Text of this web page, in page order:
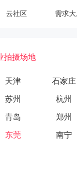
云社区 需求
拍摄场地
天津 石家庄
苏州 杭州
青岛 郑州
东莞 南宁